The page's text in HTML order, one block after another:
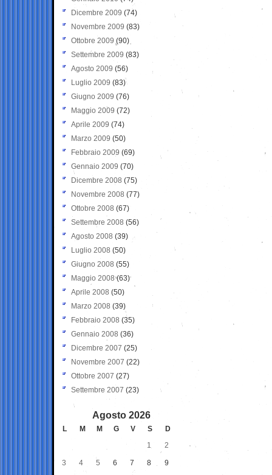
Dicembre 2009 (74)
Novembre 2009 (83)
Ottobre 2009 (90)
Settembre 2009 (83)
Agosto 2009 (56)
Luglio 2009 (83)
Giugno 2009 (76)
Maggio 2009 (72)
Aprile 2009 (74)
Marzo 2009 (50)
Febbraio 2009 (69)
Gennaio 2009 (70)
Dicembre 2008 (75)
Novembre 2008 (77)
Ottobre 2008 (67)
Settembre 2008 (56)
Agosto 2008 (39)
Luglio 2008 (50)
Giugno 2008 (55)
Maggio 2008(63)
Aprile 2008 (50)
Marzo 2008 (39)
Febbraio 2008 (35)
Gennaio 2008 (36)
Dicembre 2007 (25)
Novembre 2007 (22)
Ottobre 2007 (27)
Settembre 2007 (23)
Agosto 2026
L M M G V S
D
1
2
3 4 5 6 7 8 9